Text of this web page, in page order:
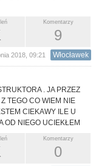
Komentarzy
9
2018, 09:21 Włocławek
. JA PRZEZ
TEGO CO WIEM NIE
CIEKAWY ILE U
OD NIEGO UCIEKŁEM
Komentarzy
0